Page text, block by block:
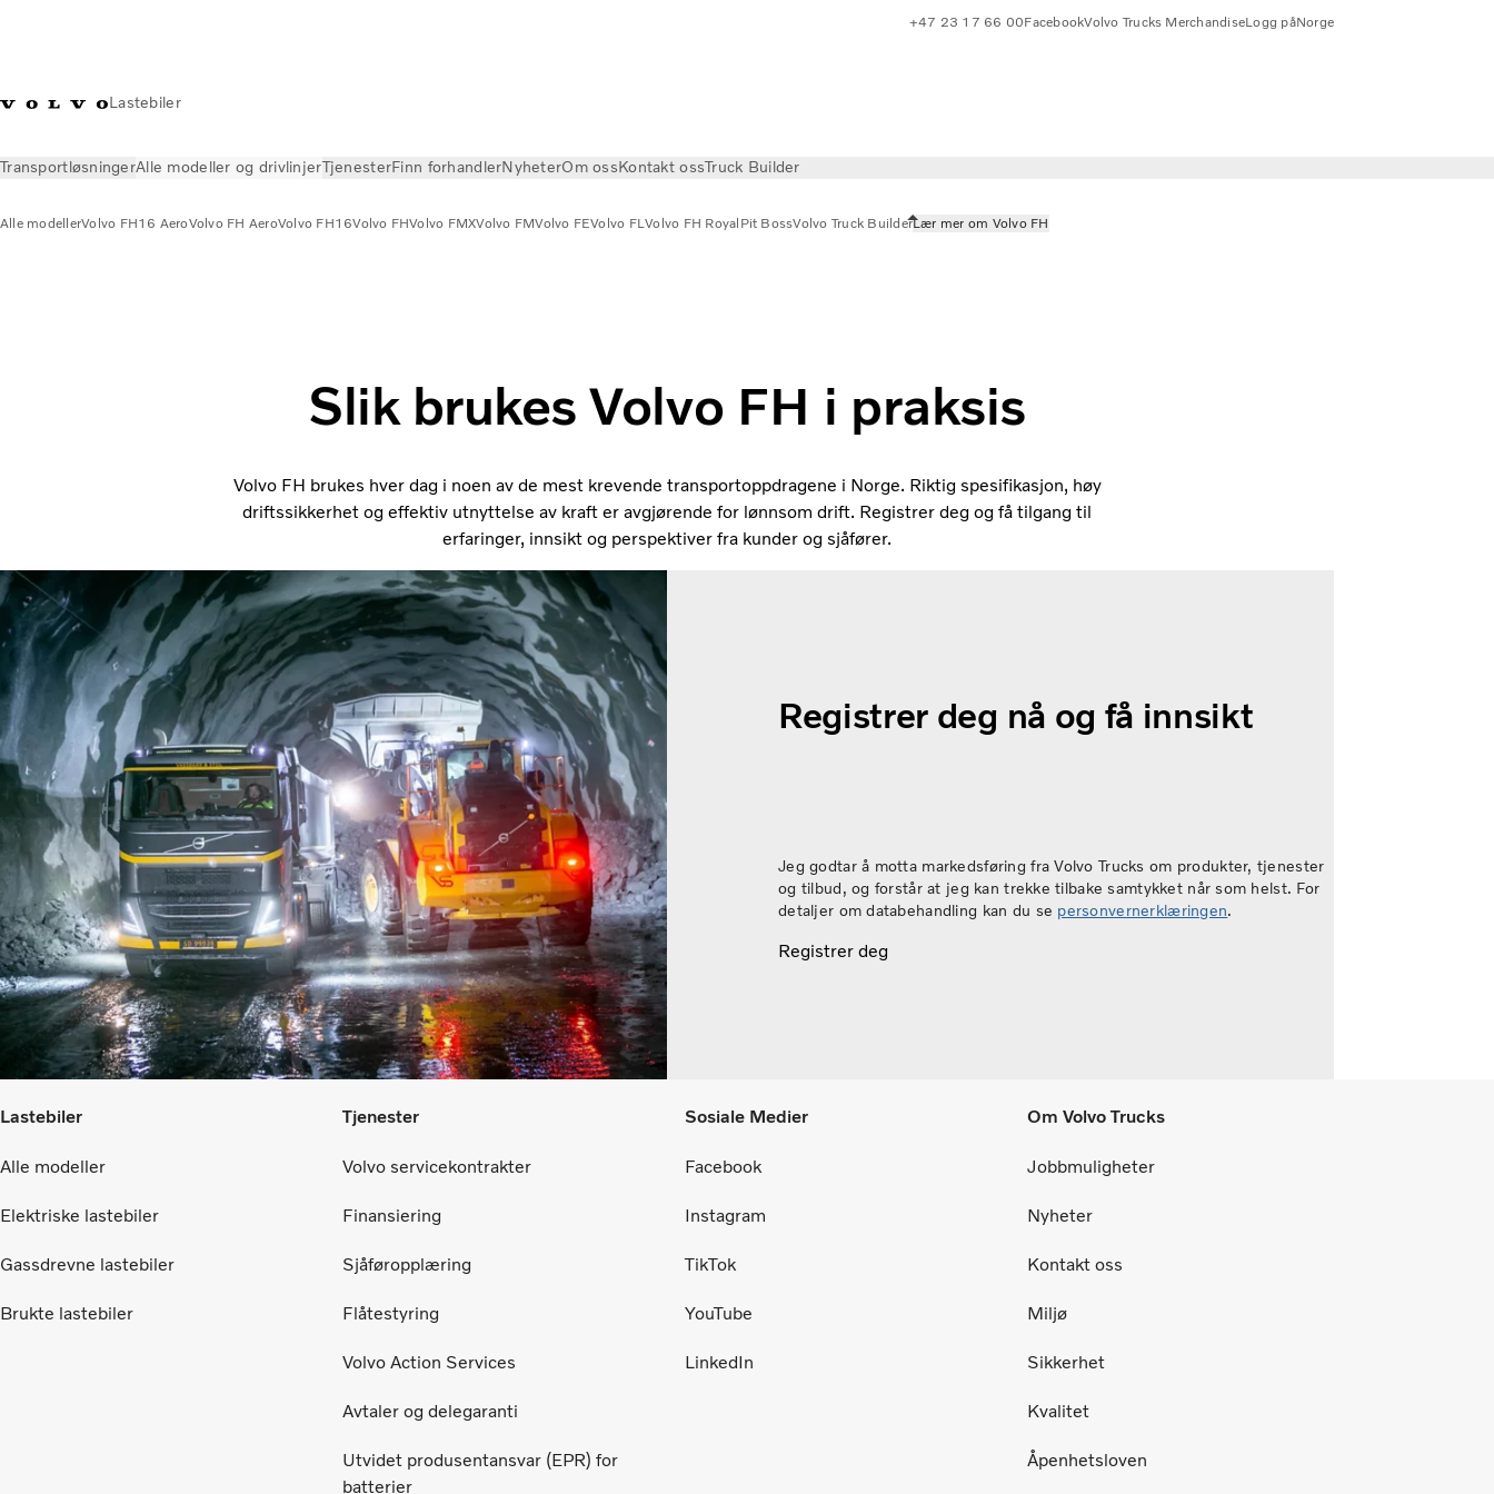
Lastebiler
+47 23 17 66 00FacebookVolvo Trucks MerchandiseLogg påNorge
TransportløsningerAlle modeller og drivlinjerTjenesterFinn forhandlerNyheterOm ossKontakt ossTruck Builder
Alle modellerVolvo FH16 AeroVolvo FH AeroVolvo FH16Volvo FHVolvo FMXVolvo FMVolvo FEVolvo FLVolvo FH Royal Pit BossVolvo Truck BuilderLær mer om Volvo FH
Slik brukes Volvo FH i praksis
Volvo FH brukes hver dag i noen av de mest krevende transportoppdragene i Norge. Riktig spesifikasjon, høy
driftssikkerhet og effektiv utnyttelse av kraft er avgjørende for lønnsom drift. Registrer deg og få tilgang til
erfaringer, innsikt og perspektiver fra kunder og sjåfører.
Registrer deg nå og få innsikt
Jeg godtar å motta markedsføring fra Volvo Trucks om produkter, tjenester
og tilbud, og forstår at jeg kan trekke tilbake samtykket når som helst. For
detaljer om databehandling kan du se personvernerklæringen.
Registrer deg
Lastebiler
Alle modeller
Elektriske lastebiler
Gassdrevne lastebiler
Brukte lastebiler
Tjenester
Volvo servicekontrakter
Finansiering
Sjåføropplæring
Flåtestyring
Volvo Action Services
Avtaler og delegaranti
Utvidet produsentansvar (EPR) for
batterier
Sosiale Medier
Facebook
Instagram
TikTok
YouTube
LinkedIn
Om Volvo Trucks
Jobbmuligheter
Nyheter
Kontakt oss
Miljø
Sikkerhet
Kvalitet
Åpenhetsloven